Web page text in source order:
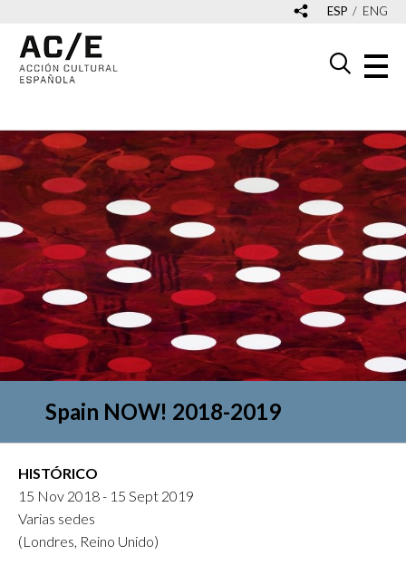
ESP ENG
Spain NOW! 2018-2019
HISTÓRICO
15 Nov 2018 - 15 Sept 2019
Varias sedes
(Londres, Reino Unido)